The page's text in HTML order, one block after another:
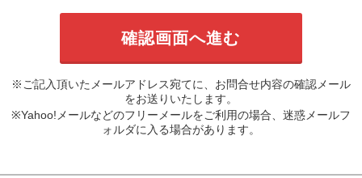
※ご記入頂いたメールアドレス宛てに、お問合せ内容の確認メール
をお送りいたします。
※Yahoo!メールなどのフリーメールをご利用の場合、迷惑メールフ
ォルダに入る場合があります。